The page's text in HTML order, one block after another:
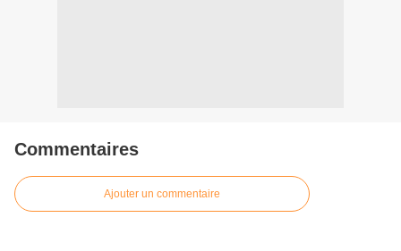
Commentaires
Ajouter un commentaire